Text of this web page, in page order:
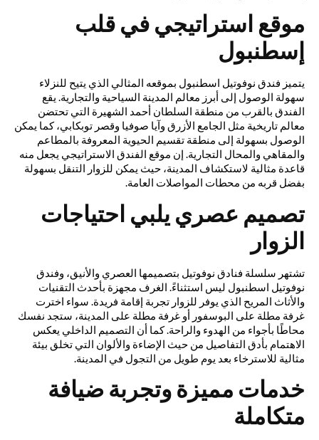
موقع استراتيجي في قلب
إسطنبول
يتميز فندق نوفوتيل اسطنبول بموقعه المثالي الذي يتيح للنزلاء
سهولة الوصول إلى أبرز معالم المدينة السياحية والتجارية. يقع
الفندق بالقرب من منطقة السلطان أحمد الشهيرة التي تحتضن
معالم تاريخية مثل الجامع الأزرق وآيا صوفيا وقصر توبكابي، كما يمكن
الوصول بسهولة إلى منطقة تقسيم الحيوية المعروفة بالمطاعم
والمقاهي والمحال التجارية. إن موقع الفندق الاستراتيجي يجعل منه
قاعدة مثالية لاستكشاف المدينة، حيث يمكن للزوار التنقل بسهولة
بفضل قربه من محطات المواصلات العامة.
تصميم عصري يلبي احتياجات
الزوار
تشتهر سلسلة فنادق نوفوتيل بتصميمها العصري والأنيق، وفندق
نوفوتيل اسطنبول ليس استثناءً. الغرف مجهزة بأحدث التقنيات
والأثاث المريح الذي يوفر للزوار تجربة إقامة فريدة. سواء اخترت
غرفة مطلة على البوسفور أو غرفة مطلة على المدينة، ستجد نفسك
محاطًا بأجواء من الهدوء والراحة. كما أن التصميم الداخلي يعكس
الاهتمام بأدق التفاصيل من حيث الإضاءة والألوان التي تخلق بيئة
مثالية للاسترخاء بعد يوم طويل من التجول في المدينة.
خدمات مميزة وتجربة ضيافة
متكاملة